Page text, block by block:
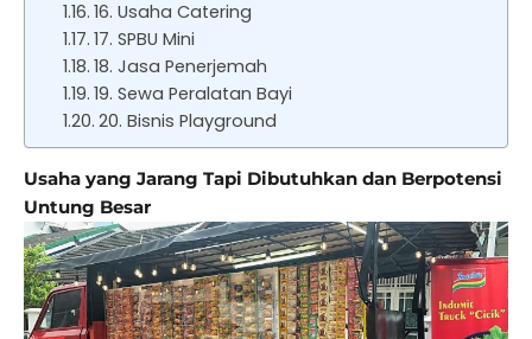
16. Usaha Catering
17. SPBU Mini
18. Jasa Penerjemah
19. Sewa Peralatan Bayi
20. Bisnis Playground
Usaha yang Jarang Tapi Dibutuhkan dan Berpotensi
Untung Besar